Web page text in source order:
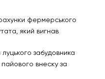
фермерського
який вигнав
забудовника
внеску за